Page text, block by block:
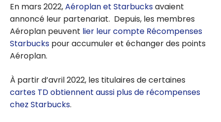
En mars 2022,Aéroplan et Starbucksavaient
annoncé leur partenariat. Depuis, les membres
Aéroplan peuvent lier leur compte Récompenses
Starbucks pour accumuler et échanger des points
Aéroplan.
À partir d’avril 2022, les titulaires de certaines
cartes TD obtiennent aussi plus de récompenses
chez Starbucks.